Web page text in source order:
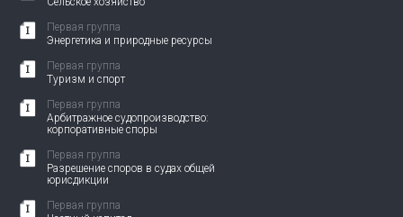
Первая группа
Энергетика и природные ресурсы
Первая группа
Туризм и спорт
Первая группа
Арбитражное судопроизводство:
корпоративные споры
Первая группа
Разрешение споров в судах общей
юрисдикции
Первая группа